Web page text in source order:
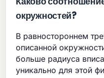
окружностей?
В равностороннем
описанной
больше радиуса
уникально для этой